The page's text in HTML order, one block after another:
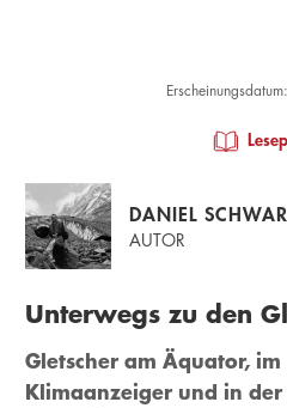
DANIEL
AUTOR
Unterwegs zu den
Gletscher am Äquator,
Klimaanzeiger und in der